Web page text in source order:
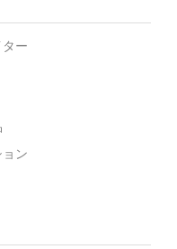
ター
ョン